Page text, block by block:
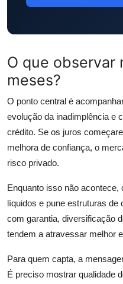
O que observar
meses?
O ponto central é
evolução da inadimplência e
crédito. Se os juros
melhora de confiança, o
risco privado.
Enquanto isso não
líquidos e pune estruturas
com garantia, diversificação
tendem a atravessar melhor
Para quem capta, a
É preciso mostrar qualidade